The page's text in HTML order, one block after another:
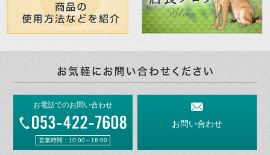
お電話でのお問い合わせ
営業時間：10:00～18:00
お問い合わせ